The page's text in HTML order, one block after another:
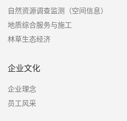
自然资源调查监测（空间信息）
地质综合服务与施工
林草生态经济
企业文化
企业理念
员工风采